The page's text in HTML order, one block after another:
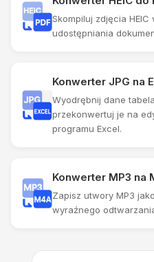
Skompiluj zdjęcia
udostępniania
Konwerter JPG na
Wyodrębnij dane
przekonwertuj je na
programu Excel.
Konwerter MP3 na
Zapisz utwory MP3
wyraźnego